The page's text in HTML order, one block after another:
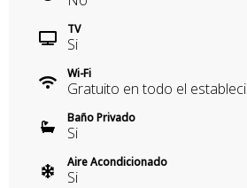
TV
Si
Wi-Fi
Gratuito en todo el
Baño Privado
Si
Aire Acondicionado
Si